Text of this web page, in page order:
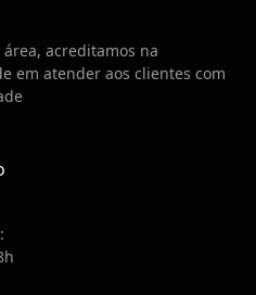
acreditamos na
em atender aos clientes com